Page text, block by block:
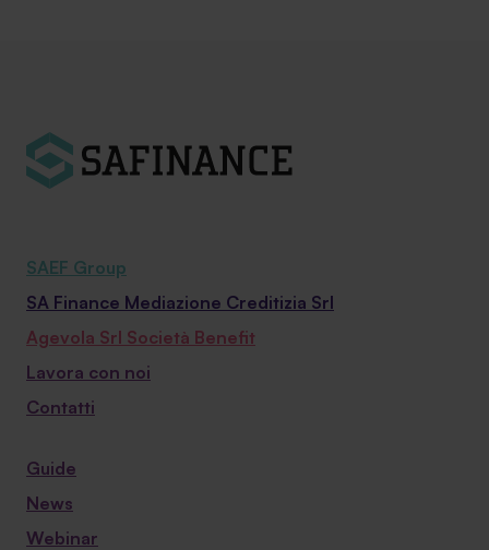
SAEF Group
SA Finance Mediazione Creditizia Srl
Agevola Srl Società Benefit
Lavora con noi
Contatti
Guide
News
Webinar